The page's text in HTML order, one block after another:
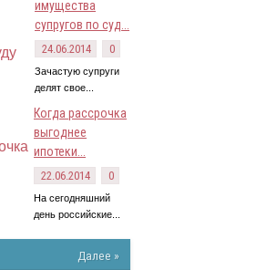
имущества
супругов по суд...
24.06.2014 0
Зачастую супруги
делят свое...
Когда рассрочка
выгоднее
ипотеки...
22.06.2014 0
На сегодняшний
день российские...
Далее »